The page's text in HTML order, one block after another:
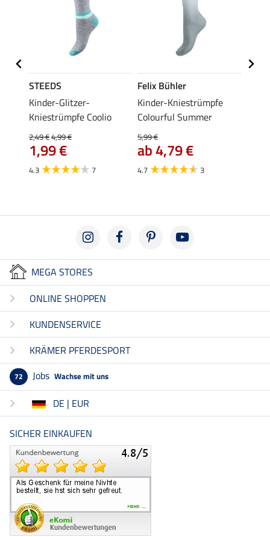
STEEDS
Kinder-Glitzer-
Kniestrümpfe Coolio
2,49 €4,99 €
1,99 €
4.3 7
Felix Bühler
Kinder-Kniestrümpfe
Colourful Summer
5,99 €
ab 4,79 €
4.7 3
MEGA STORES
ONLINE SHOPPEN
KUNDENSERVICE
KRÄMER PFERDESPORT
72 Jobs Wachse mit uns
DE | EUR
SICHER EINKAUFEN